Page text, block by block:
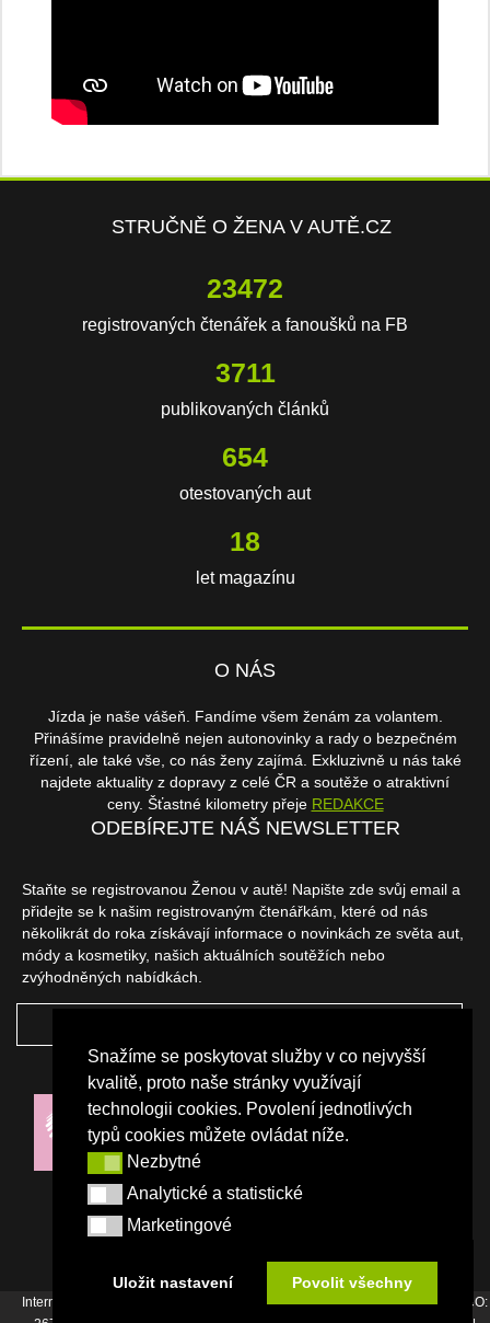
Snažíme se poskytovat služby v co nejvyšší
kvalitě, proto naše stránky využívají
technologii cookies. Povolení jednotlivých
typů cookies můžete ovládat níže.
NezbytnéNezbytné
Analytické a statistické
Analytické a statistické
Marketingové
Marketingové
Uložit nastavení Povolit všechny
STRUČNĚ O ŽENA V AUTĚ.CZ
23472
registrovaných čtenářek a fanoušků na FB
3711
publikovaných článků
654
otestovaných aut
18
let magazínu
O NÁS
Jízda je naše vášeň. Fandíme všem ženám za volantem.
Přinášíme pravidelně nejen autonovinky a rady o bezpečném
řízení, ale také vše, co nás ženy zajímá. Exkluzivně u nás také
najdete aktuality z dopravy z celé ČR a soutěže o atraktivní
ceny. Šťastné kilometry přeje REDAKCE
ODEBÍREJTE NÁŠ NEWSLETTER
Staňte se registrovanou Ženou v autě! Napište zde svůj email a
přidejte se k našim registrovaným čtenářkám, které od nás
několikrát do roka získávají informace o novinkách ze světa aut,
módy a kosmetiky, našich aktuálních soutěžích nebo
zvýhodněných nabídkách.
NAŠI PARTNEŘI
Internetový magazín Žena v autě vydává vydavatelství Srdce Evropy s.r.o., IČO: